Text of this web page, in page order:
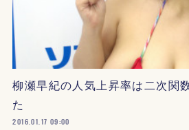
柳瀬早紀の人気上昇率は二次関
た
2016.01.17 09:00